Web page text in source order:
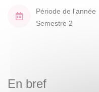
Période de l'année
Semestre 2
En bref